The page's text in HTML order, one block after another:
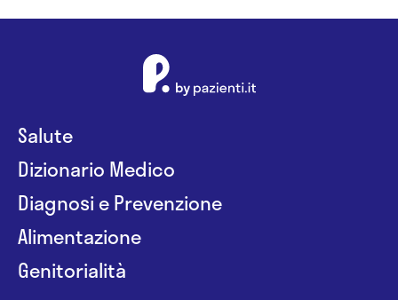
Salute
Dizionario Medico
Diagnosi e Prevenzione
Alimentazione
Genitorialità